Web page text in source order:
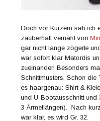
Doch vor Kurzem sah ich
zauberhaft vernäht von
gar nicht lange zögerte
war sofort klar Matordis
zueinander! Besonders
Schnittmusters. Schon
es haargenau: Shirt &
und U-Bootausschnitt und
3 Ärmellängen). Nach
war klar, es wird Gr. 32.